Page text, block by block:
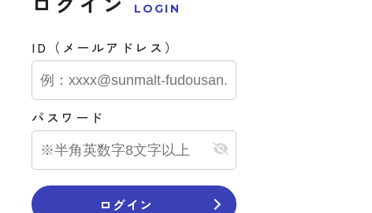
LOGIN
ID（メールアドレス）
パスワード
ログイン